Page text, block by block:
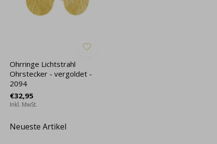
Ohrringe Lichtstrahl
Ohrstecker - vergoldet -
2094
€32,95
Inkl. MwSt.
Neueste Artikel